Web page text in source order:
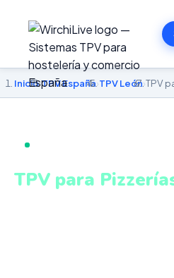
Inicio›TPV España›TPV León›TPV
TPV para